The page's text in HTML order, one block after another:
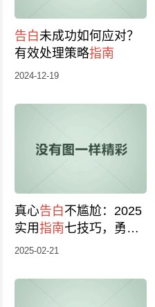
告白未成功如何应对？
有效处理策略指南
2024-12-19
真心告白不尴尬：2025
实用指南七技巧，勇敢
表达见真情
2025-02-21